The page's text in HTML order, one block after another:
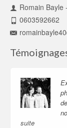
Romain Bayle
0603592662
suite